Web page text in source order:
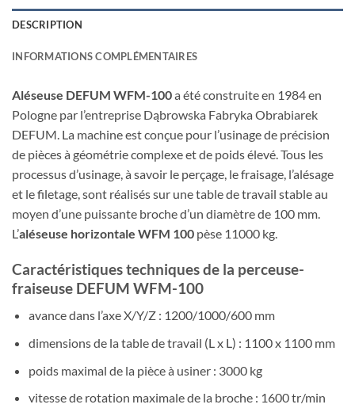
DESCRIPTION
INFORMATIONS COMPLÉMENTAIRES
Aléseuse DEFUM WFM-100a été construite en 1984 en
Pologne par l’entreprise Dąbrowska Fabryka Obrabiarek
DEFUM. La machine est conçue pour l’usinage de précision
de pièces à géométrie complexe et de poids élevé. Tous les
processus d’usinage, à savoir le perçage, le fraisage, l’alésage
et le filetage, sont réalisés sur une table de travail stable au
moyen d’une puissante broche d’un diamètre de 100 mm.
L’aléseuse horizontale WFM 100 pèse 11000 kg.
Caractéristiques techniques de la perceuse-
fraiseuse DEFUM WFM-100
avance dans l’axe X/Y/Z : 1200/1000/600 mm
dimensions de la table de travail (L x L) : 1100 x 1100 mm
poids maximal de la pièce à usiner : 3000 kg
vitesse de rotation maximale de la broche : 1600 tr/min